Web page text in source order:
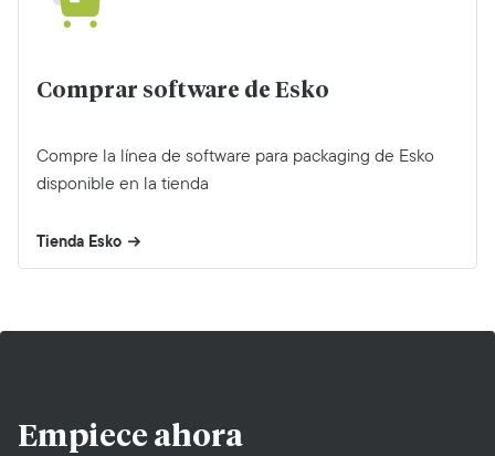
Comprar software de Esko
Compre la línea de software para packaging de Esko
disponible en la tienda
Tienda Esko
Empiece ahora